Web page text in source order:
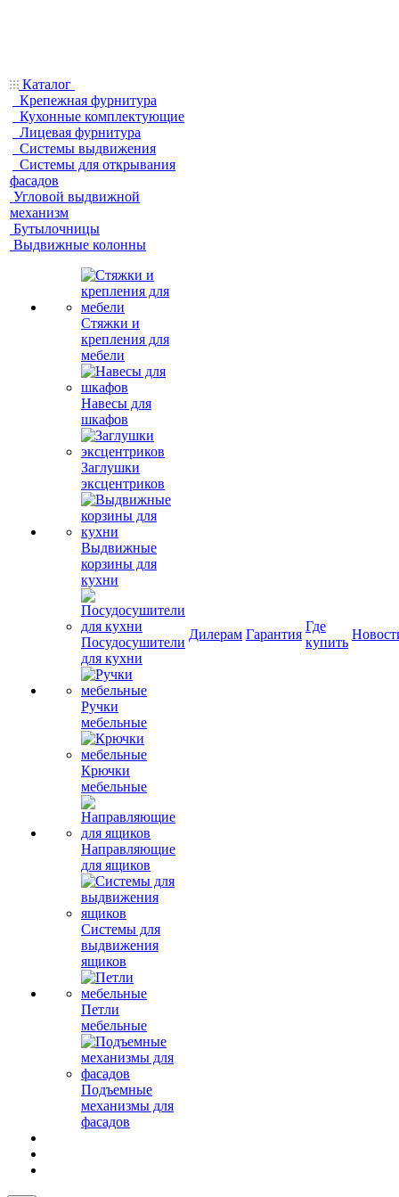
Каталог
Крепежная фурнитура
Кухонные комплектующие
Лицевая фурнитура
Системы выдвижения
Системы для открывания
фасадов
Угловой выдвижной
механизм
Бутылочницы
Выдвижные колонны
Стяжки и
крепления для
мебели
Навесы для
шкафов
Заглушки
эксцентриков
Выдвижные
корзины для
кухни
Посудосушители
для кухни
Ручки
мебельные
Крючки
мебельные
Направляющие
для ящиков
Системы для
выдвижения
ящиков
Петли
мебельные
Подъемные
механизмы для
фасадов
Дилерам Гарантия
Где
купить